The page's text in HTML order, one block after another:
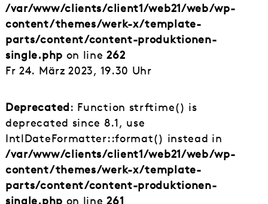
/var/www/clients/client1/web21/web/wp-
content/themes/werk-x/template-
parts/content/content-produktionen-
single.php on line262
Fr 24. März 2023, 19.30 Uhr
Deprecated: Function strftime() is
deprecated since 8.1, use
IntlDateFormatter::format() instead in
/var/www/clients/client1/web21/web/wp-
content/themes/werk-x/template-
parts/content/content-produktionen-
single.php on line261